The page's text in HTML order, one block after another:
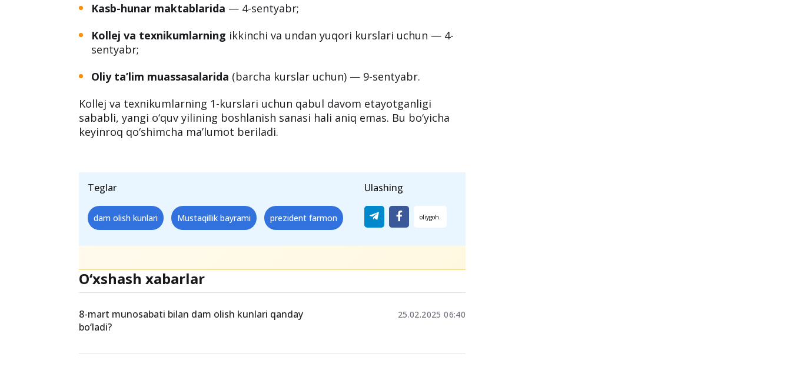
Kasb-hunar maktablarida — 4-sentyabr;
Kollej va texnikumlarning ikkinchi va undan yuqori kurslari uchun — 4-
sentyabr;
Oliy ta’lim muassasalarida (barcha kurslar uchun) — 9-sentyabr.
Kollej va texnikumlarning 1-kurslari uchun qabul davom etayotganligi
sababli, yangi o‘quv yilining boshlanish sanasi hali aniq emas. Bu bo‘yicha
keyinroq qo‘shimcha ma’lumot beriladi.
Teglar
dam olish kunlari Mustaqillik bayrami prezident farmon
Ulashing
O‘xshash xabarlar
8-mart munosabati bilan dam olish kunlari qanday
bo‘ladi?
25.02.2025 06:40